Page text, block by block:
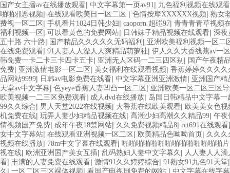
国产女主播av在线播放观看| 中文字幕第一页av91| 九色福利视频在线观
啪啪邪恶视频| 在线观看欧美日一区二区 | 色情按摩XXXXXX视频| 熟女
费视一区二区 | 手机看片1024日韩少妇| caoporn 超碰97| 青青青青草视频
福利视频一区 | 可以看黄色的免费网站| 日韩妹子精品视频在线观看| 深夜
五十路 六十路| 国产精品久久久久久无码福利 | 亚洲欧美福利视频一区二
在线免费观看| 91人妻人人澡人人爽精品萌萝社| 伊人久久大香线蕉av一
韩免费一卡二卡三卡四卡五卡| 亚洲无人区码一二三四区别 | 国产午夜精
免费| 亚洲激情电影一区二区 | 美女福利在线观看视频| 香蕉婷婷久久久久
品网站9999| 日韩av电影免费在线看| 中文字幕亚洲亚洲激情| 亚洲国产精
天堂av中文字幕| 色yeye香蕉人妻凹凸一区二区 | 亚洲欧美一区二区三区
欧美视频一二三区免费观看| 成人dvd在线播放| 岛国日韩精品中文字幕一
99久久综合| 男人天堂2022在线视频| 大香蕉在线欧美观看| 欧美美女色
机免费在线| 玩弄人妻少妇精品视频在线| 高潮少妇高潮久久精品99| 午夜
情视频国产免费| 成年午夜18禁网站| 久久免费视频精品8| rct691在线观看
女中文字幕站| 在线观看亚洲视频一区二区 | 欧美精品色呦呦首页 | 久久久
视频在线播放| 78m中文字幕在线观看| 啪啪啪啪啪啪啪啪啪啪啪啪啪啪片
视在线| 欧洲亚洲国产美女互插| 乱码熟妇人妻中文字幕久 | 人人妻人人澡
看| 丰满的人妻免费在线观看| 激情91久久婷婷综合| 91熟女91九色91天堂
久 | 一区二区三区裸体视频| 看国产电视剧免费的网站 | 中文字幕在线字